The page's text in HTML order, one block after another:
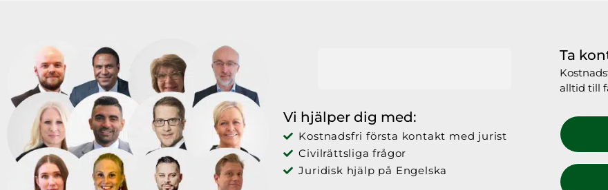
Vi hjälper dig med:
Kostnadsfri första kontakt med jurist
Civilrättsliga frågor
Juridisk hjälp på Engelska
Ta
alltid till